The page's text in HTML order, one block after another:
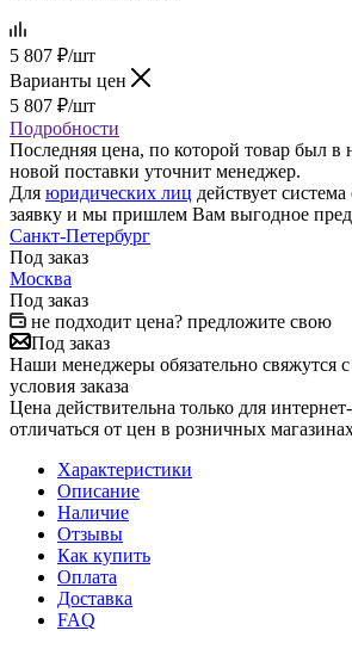
5 807 ₽/шт
Варианты цен
5 807 ₽/шт
Подробности
Последняя цена, по которой товар был
новой поставки уточнит менеджер.
Для юридических лиц действует
заявку и мы пришлем Вам выгодное
Санкт-Петербург
Под заказ
Москва
Под заказ
не подходит цена? предложите свою
Под заказ
Наши менеджеры обязательно свяжутся
условия заказа
Цена действительна только для
отличаться от цен в розничных
Характеристики
Описание
Наличие
Отзывы
Как купить
Оплата
Доставка
FAQ